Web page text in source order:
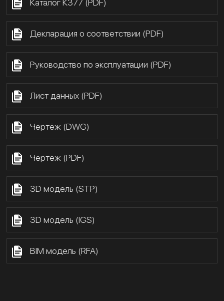
Каталог К377 (PDF)
Декларация о соответствии (PDF)
Руководство по эксплуатации (PDF)
Лист данных (PDF)
Чертёж (DWG)
Чертёж (PDF)
3D модель (STP)
3D модель (IGS)
BIM модель (RFA)